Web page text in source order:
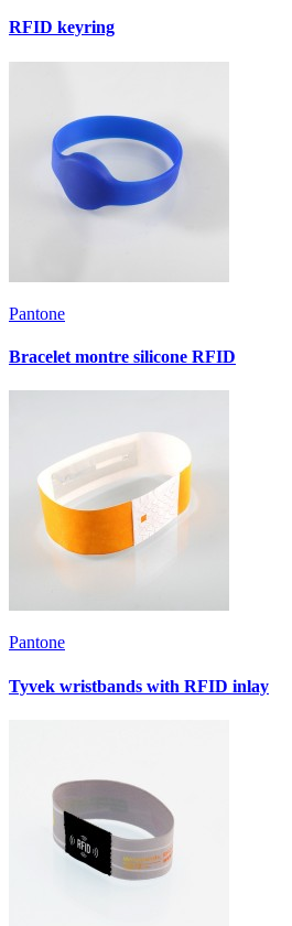
RFID keyring
Pantone
Bracelet montre silicone RFID
Pantone
Tyvek wristbands with RFID inlay